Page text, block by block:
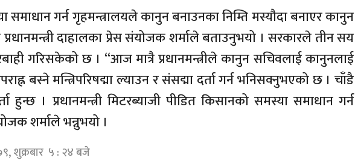
समाधान गर्न गृहमन्त्रालयले कानुन बनाउनका निम्ति मस्यौदा बनाएर कानुन
दाहालका प्रेस संयोजक शर्माले बताउनुभयो । सरकारले तीन सय
गरिसकेको छ । “आज मात्रै प्रधानमन्त्रीले कानुन सचिवलाई कानुनलाई
बस्ने मन्त्रिपरिषद्मा ल्याउन र संसद्मा दर्ता गर्न भनिसक्नुभएको छ । चाँडै
हुन्छ । प्रधानमन्त्री मिटरब्याजी पीडित किसानको समस्या समाधान गर्न
शर्माले भन्नुभयो ।
शुक्रबार ५ : २४ बजे